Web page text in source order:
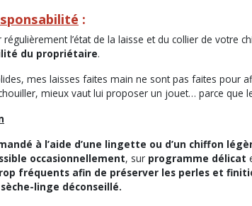
:
l’état de la laisse et du collier de votre
du propriétaire.
mes laisses faites main ne sont pas faites pour
mieux vaut lui proposer un jouet… parce que
à l’aide d’une lingette ou d’un chiffon
occasionnellement, sur programme délicat
fréquents afin de préserver les perles et
linge déconseillé.